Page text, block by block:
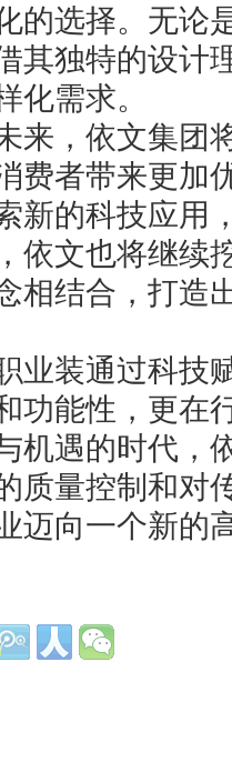
的选择。无论
其独特的设计
化需求。
，依文集团将
费者带来更加
新的科技应用
依文也将继续
相结合，打造
装通过科技赋
功能性，更在
机遇的时代，
质量控制和对
迈向一个新的